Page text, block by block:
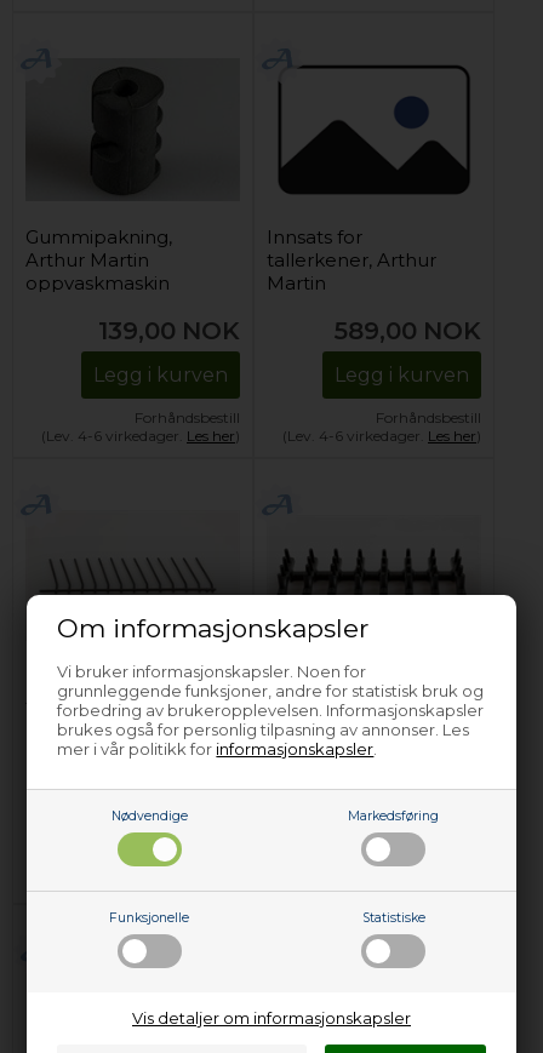
Om informasjonskapsler
Vi bruker informasjonskapsler. Noen for
grunnleggende funksjoner, andre for statistisk bruk og
forbedring av brukeropplevelsen. Informasjonskapsler
brukes også for personlig tilpasning av annonser. Les
mer i vår politikk for informasjonskapsler
Nødvendige Markedsføring
Funksjonelle Statistiske
Vis detaljer om informasjonskapsler
Gummipakning,
Arthur Martin
oppvaskmaskin
139,00 NOK
Legg i kurven
Forhåndsbestill
(Lev. 4-6 virkedager. Les her)
Innsats for
tallerkener, Arthur
Martin
589,00 NOK
Legg i kurven
Forhåndsbestill
(Lev. 4-6 virkedager. Les her)
Innsats for
tallerkener, Arthur
Martin
oppvaskmaskin
Legg i kurven
Forhåndsbestill
Koppholder, Arthur
Martin
oppvaskmaskin (1 stk
øvre)
Legg i kurven
Forhåndsbestill